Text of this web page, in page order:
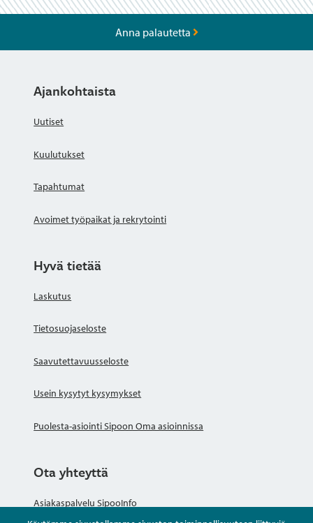
Anna palautetta
Ajankohtaista
Uutiset
Kuulutukset
Tapahtumat
Avoimet työpaikat ja rekrytointi
Hyvä tietää
Laskutus
Tietosuojaseloste
Saavutettavuusseloste
Usein kysytyt kysymykset
Puolesta-asiointi Sipoon Oma asioinnissa
Ota yhteyttä
Asiakaspalvelu SipooInfo